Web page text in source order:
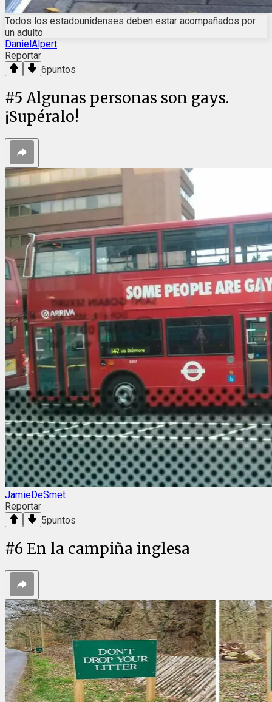
Todos los estadounidenses deben estar acompañados por
un adulto
DanielAlpert
Reportar
6puntos
#5 Algunas personas son gays.
¡Supéralo!
JamieDeSmet
Reportar
5puntos
#6 En la campiña inglesa